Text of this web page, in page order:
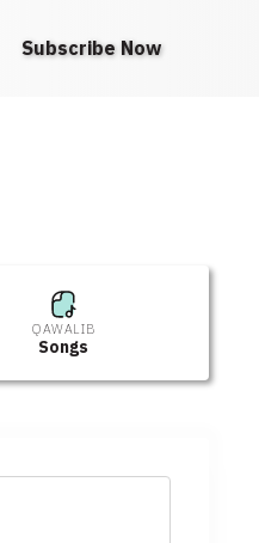
Subscribe Now
QAWALIB
Songs